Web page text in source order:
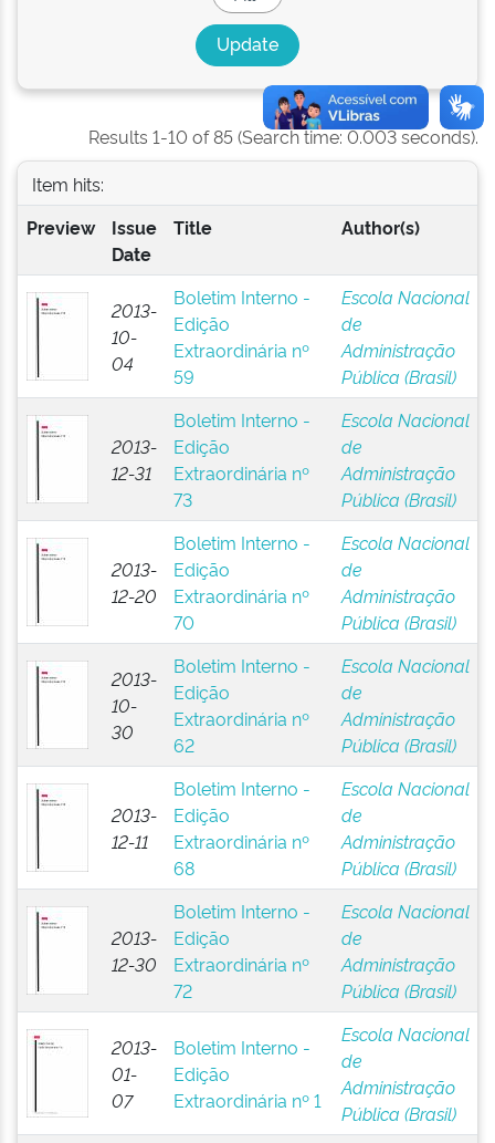
Results 1-10 of 85 (Search time: 0.003 seconds).
Item hits:
Preview
Issue
Date
Title Author(s)
2013-
10-
04
Boletim Interno -
Edição
Extraordinária nº
59
Escola Nacional
de
Administração
Pública (Brasil)
2013-
12-31
Boletim Interno -
Edição
Extraordinária nº
73
Escola Nacional
de
Administração
Pública (Brasil)
2013-
12-20
Boletim Interno -
Edição
Extraordinária nº
70
Escola Nacional
de
Administração
Pública (Brasil)
2013-
10-
30
Boletim Interno -
Edição
Extraordinária nº
62
Escola Nacional
de
Administração
Pública (Brasil)
2013-
12-11
Boletim Interno -
Edição
Extraordinária nº
68
Escola Nacional
de
Administração
Pública (Brasil)
2013-
12-30
Boletim Interno -
Edição
Extraordinária nº
72
Escola Nacional
de
Administração
Pública (Brasil)
2013-
01-
07
Boletim Interno -
Edição
Extraordinária nº 1
Escola Nacional
de
Administração
Pública (Brasil)